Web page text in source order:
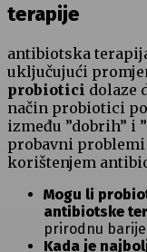
terapije
antibiotska
uključujući
probiotici dolaze
način ⁤probiotici
između ​”dobrih” i
probavni
korištenjem
Mogu li
antibiotske⁣
prirodnu
Kada je